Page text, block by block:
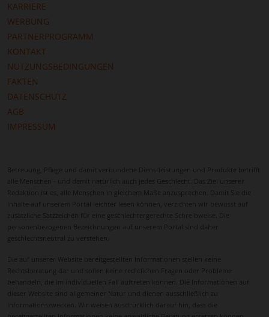
KARRIERE
WERBUNG
PARTNERPROGRAMM
KONTAKT
NUTZUNGSBEDINGUNGEN
FAKTEN
DATENSCHUTZ
AGB
IMPRESSUM
Betreuung, Pflege und damit verbundene Dienstleistungen und Produkte betrifft
alle Menschen - und damit natürlich auch jedes Geschlecht. Das Ziel unserer
Redaktion ist es, alle Menschen in gleichem Maße anzusprechen. Damit Sie die
Inhalte auf unserem Portal leichter lesen können, verzichten wir bewusst auf
zusätzliche Satzzeichen für eine geschlechtergerechte Schreibweise. Die
personenbezogenen Bezeichnungen auf unserem Portal sind daher
geschlechtsneutral zu verstehen.
Die auf unserer Website bereitgestellten Informationen stellen keine
Rechtsberatung dar und sollen keine rechtlichen Fragen oder Probleme
behandeln, die im individuellen Fall auftreten können. Die Informationen auf
dieser Website sind allgemeiner Natur und dienen ausschließlich zu
Informationszwecken. Wir weisen ausdrücklich darauf hin, dass die